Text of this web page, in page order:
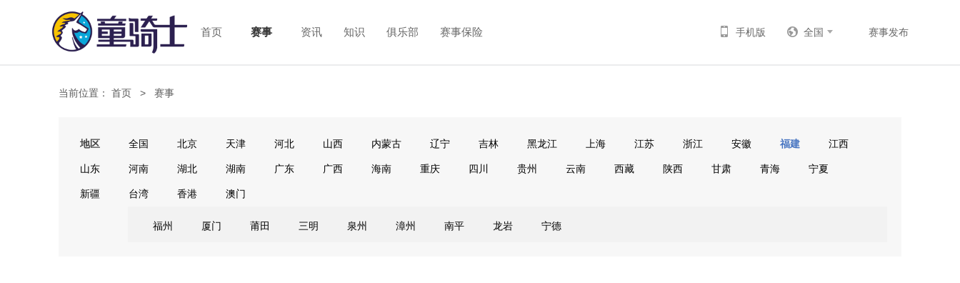
首页 赛事 资讯 知识 俱乐部 赛事保险 赛事发布
全国
手机版
当前位置： 首页 > 赛事
地区 全国 北京 天津 河北 山西 内蒙古 辽宁 吉林 黑龙江 上海 江苏 浙江 安徽 福建 江西
山东 河南 湖北 湖南 广东 广西 海南 重庆 四川 贵州 云南 西藏 陕西 甘肃 青海 宁夏
新疆 台湾 香港 澳门
福州 厦门 莆田 三明 泉州 漳州 南平 龙岩 宁德